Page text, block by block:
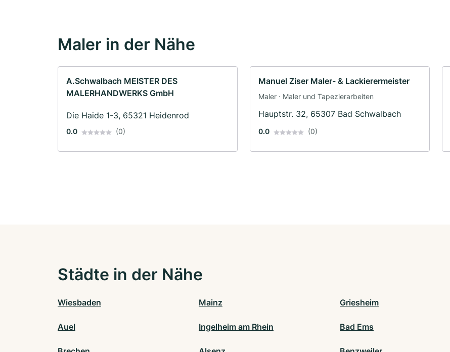
Maler in der Nähe
A.Schwalbach MEISTER DES
MALERHANDWERKS GmbH
Die Haide 1-3, 65321 Heidenrod
0.0 (0)
Manuel Ziser Maler- & Lackierermeister
Maler · Maler und Tapezierarbeiten
Hauptstr. 32, 65307 Bad Schwalbach
0.0 (0)
Städte in der Nähe
Wiesbaden Mainz Griesheim
Auel Ingelheim am Rhein Bad Ems